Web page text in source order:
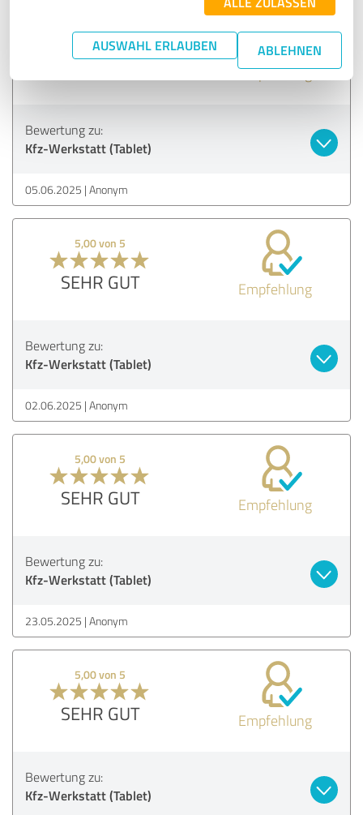
AUSWAHL ERLAUBEN ABLEHNEN
SEHR GUT Empfehlung
Bewertung zu:
Kfz-Werkstatt (Tablet)
05.06.2025 Anonym
5,00 von 5
SEHR GUT Empfehlung
Bewertung zu:
Kfz-Werkstatt (Tablet)
02.06.2025 Anonym
5,00 von 5
SEHR GUT Empfehlung
Bewertung zu:
Kfz-Werkstatt (Tablet)
23.05.2025 Anonym
5,00 von 5
SEHR GUT Empfehlung
Bewertung zu:
Kfz-Werkstatt (Tablet)